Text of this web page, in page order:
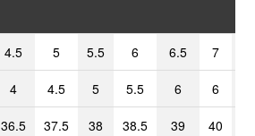
4.5 5 5.5 6 6.5 7
4 4.5 5 5.5 6 6
36.5 37.5 38 38.5 39 40